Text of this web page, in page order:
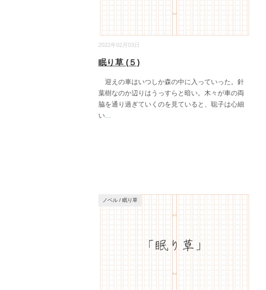
2022年02月03日
眠り草 (５)
迎えの車はいつしか森の中に入っていった。針
葉樹なのか辺りはうっすらと暗い。木々が車の両
脇を通り過ぎていくのを見ていると、聡子は心細
い...
ノベル/ 眠り草